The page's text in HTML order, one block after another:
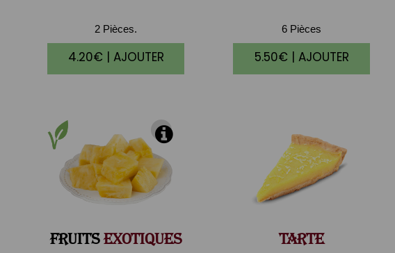
2 Pièces.
4.20€ | AJOUTER
6 Pièces
5.50€ | AJOUTER
FRUITSEXOTIQUES TARTE